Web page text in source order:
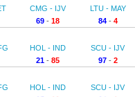
CMG - IJV
69- 18
LTU - MAY
84- 4
HOL - IND
21- 85
SCU - IJV
97- 2
HOL - IND
SCU - IJV